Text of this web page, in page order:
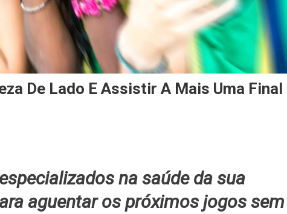
De Lado E Assistir A Mais Uma Final
na saúde da sua
aguentar os próximos jogos sem